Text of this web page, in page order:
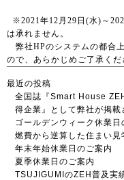
※2021年12月29日(水)～
は承れません。
弊社HPのシステムの都合
ので、あらかじめご了承くだ
最近の投稿
全国誌『Smart House
得企業』として弊社が掲載
ゴールデンウィーク休業日
燃費から逆算した住まい見
年末年始休業日のご案内
夏季休業日のご案内
TSUJIGUMIのZEH普及実